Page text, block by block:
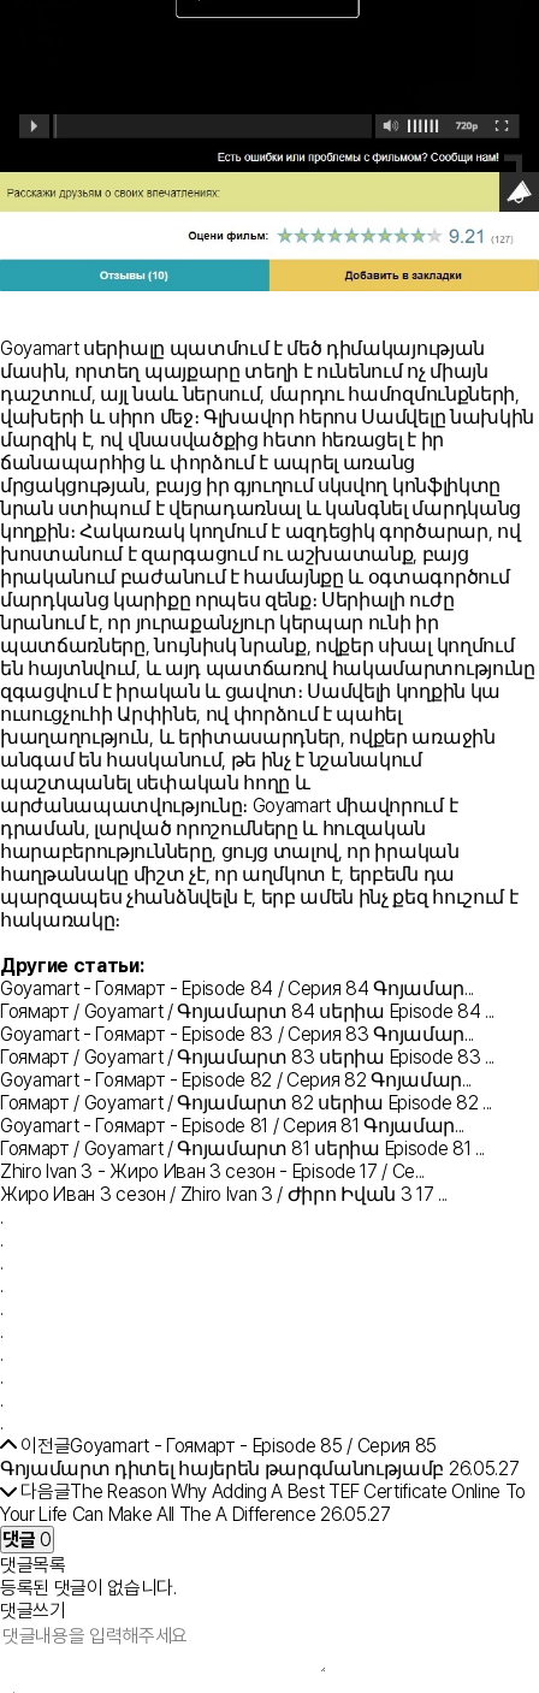
Goyamart սերիալը պատմում է մեծ դիմակայության
մասին, որտեղ պայքարը տեղի է ունենում ոչ միայն
դաշտում, այլ նաև ներսում, մարդու համոզմունքների,
վախերի և սիրո մեջ։ Գլխավոր հերոս Սամվելը նախկին
մարզիկ է, ով վնասվածքից հետո հեռացել է իր
ճանապարհից և փորձում է ապրել առանց
մրցակցության, բայց իր գյուղում սկսվող կոնֆլիկտը
նրան ստիպում է վերադառնալ և կանգնել մարդկանց
կողքին։ Հակառակ կողմում է ազդեցիկ գործարար, ով
խոստանում է զարգացում ու աշխատանք, բայց
իրականում բաժանում է համայնքը և օգտագործում
մարդկանց կարիքը որպես զենք։ Սերիալի ուժը
նրանում է, որ յուրաքանչյուր կերպար ունի իր
պատճառները, նույնիսկ նրանք, ովքեր սխալ կողմում
են հայտնվում, և այդ պատճառով հակամարտությունը
զգացվում է իրական և ցավոտ։ Սամվելի կողքին կա
ուսուցչուհի Արփինե, ով փորձում է պահել
խաղաղություն, և երիտասարդներ, ովքեր առաջին
անգամ են հասկանում, թե ինչ է նշանակում
պաշտպանել սեփական հողը և
արժանապատվությունը։ Goyamart միավորում է
դրաման, լարված որոշումները և հուզական
հարաբերությունները, ցույց տալով, որ իրական
հաղթանակը միշտ չէ, որ աղմկոտ է, երբեմն դա
պարզապես չհանձնվելն է, երբ ամեն ինչ քեզ հուշում է
հակառակը։
Другие статьи:
Goyamart - Гоямарт - Episode 84 / Серия 84 Գոյամար...
Гоямарт / Goyamart / Գոյամարտ 84 սերիա Episode 84 ...
Goyamart - Гоямарт - Episode 83 / Серия 83 Գոյամար...
Гоямарт / Goyamart / Գոյամարտ 83 սերիա Episode 83 ...
Goyamart - Гоямарт - Episode 82 / Серия 82 Գոյամար...
Гоямарт / Goyamart / Գոյամարտ 82 սերիա Episode 82 ...
Goyamart - Гоямарт - Episode 81 / Серия 81 Գոյամար...
Гоямарт / Goyamart / Գոյամարտ 81 սերիա Episode 81 ...
Zhiro Ivan 3 - Жиро Иван 3 сезон - Episode 17 / Се...
Жиро Иван 3 сезон / Zhiro Ivan 3 / Ժիրո Իվան 3 17 ...
.
.
.
.
.
.
.
.
.
.
이전글Goyamart - Гоямарт - Episode 85 / Серия 85
Գոյամարտ դիտել հայերեն թարգմանությամբ 26.05.27
다음글The Reason Why Adding A Best TEF Certificate Online To
Your Life Can Make All The A Difference 26.05.27
댓글 0
댓글목록
등록된 댓글이 없습니다.
댓글쓰기